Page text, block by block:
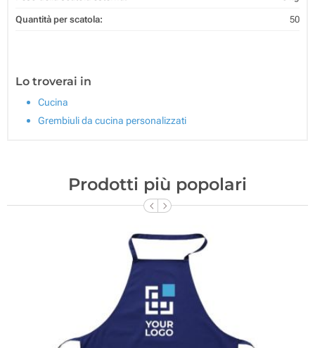
Quantità per scatola: 50
Lo troverai in
Cucina
Grembiuli da cucina personalizzati
Prodotti più popolari